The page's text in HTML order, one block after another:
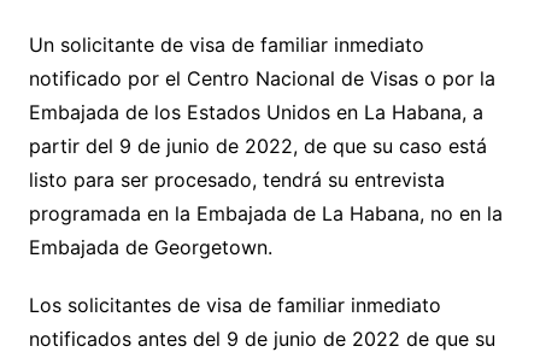
Un solicitante de visa de familiar inmediato
notificado por el Centro Nacional de Visas o por la
Embajada de los Estados Unidos en La Habana, a
partir del 9 de junio de 2022, de que su caso está
listo para ser procesado, tendrá su entrevista
programada en la Embajada de La Habana, no en la
Embajada de Georgetown.
Los solicitantes de visa de familiar inmediato
notificados antes del 9 de junio de 2022 de que su